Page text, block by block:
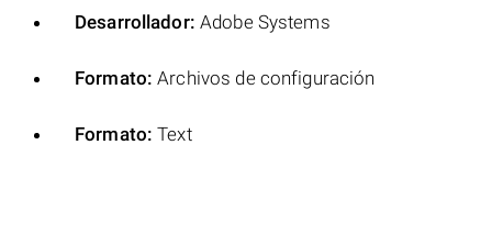
Desarrollador: Adobe Systems
Formato: Archivos de configuración
Formato: Text